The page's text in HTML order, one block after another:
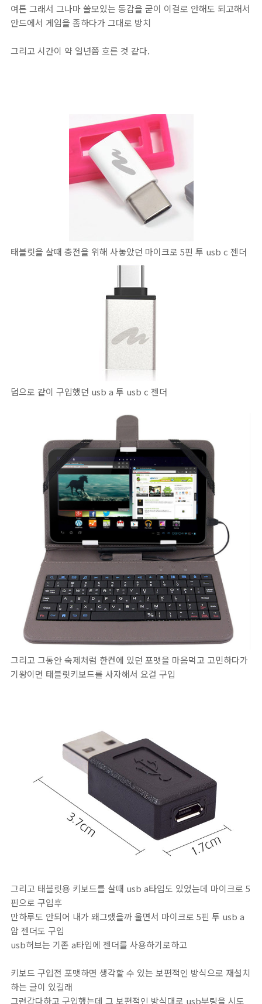
여튼 그래서 그나마 쓸모있는 동감을 굳이 이걸로 안해도 되고해서
안드에서 게임을 좀하다가 그대로 방치
그리고 시간이 약 일년쯤 흐른 것 같다.
태블릿을 살때 충전을 위해 사놓았던 마이크로 5핀 투 usb c 젠더
덤으로 같이 구입했던 usb a 투 usb c 젠더
그리고 그동안 숙제처럼 한켠에 있던 포맷을 마음먹고 고민하다가
기왕이면 태블릿키보드를 사자해서 요걸 구입
그리고 태블릿용 키보드를 살때 usb a타입도 있었는데 마이크로 5
핀으로 구입후
만하루도 안되어 내가 왜그랬을까 울면서 마이크로 5핀 투 usb a
암 젠더도 구입
usb허브는 기존 a타입에 젠더를 사용하기로하고
키보드 구입전 포맷하면 생각할 수 있는 보편적인 방식으로 재설치
하는 글이 있길래
그런갑다하고 구입했는데 그 보편적인 방식대로 usb부팅을 시도